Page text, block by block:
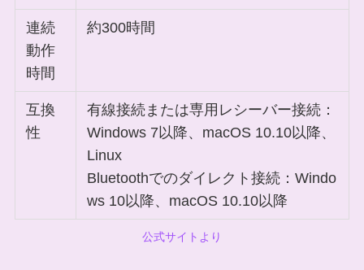
連続
動作
時間
約300時間
互換
性
有線接続または専用レシーバー接続：
Windows 7以降、macOS 10.10以降、
Linux
Bluetoothでのダイレクト接続：Windo
ws 10以降、macOS 10.10以降
公式サイトより